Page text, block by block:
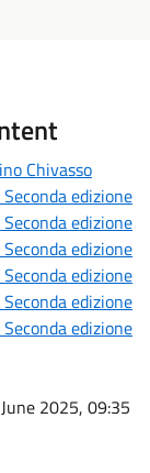
Chivasso
edizione
edizione
edizione
edizione
edizione
edizione
2025, 09:35